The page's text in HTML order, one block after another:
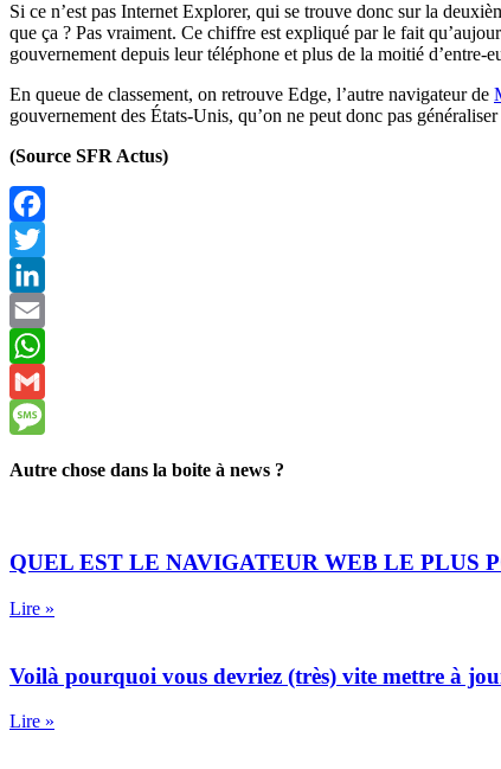
Si ce n’est pas Internet Explorer, qui se trouve donc sur la
que ça ? Pas vraiment. Ce chiffre est expliqué par le fait
gouvernement depuis leur téléphone et plus de la moitié
En queue de classement, on retrouve Edge, l’autre navigateur de
gouvernement des États-Unis, qu’on ne peut donc pas
(Source SFR Actus)
Facebook
Twitter
LinkedIn
Email
WhatsApp
Gmail
Autre chose dans la boite à news ?
QUEL EST LE NAVIGATEUR WEB LE PLUS
Lire »
Voilà pourquoi vous devriez (très) vite mettre à
Lire »